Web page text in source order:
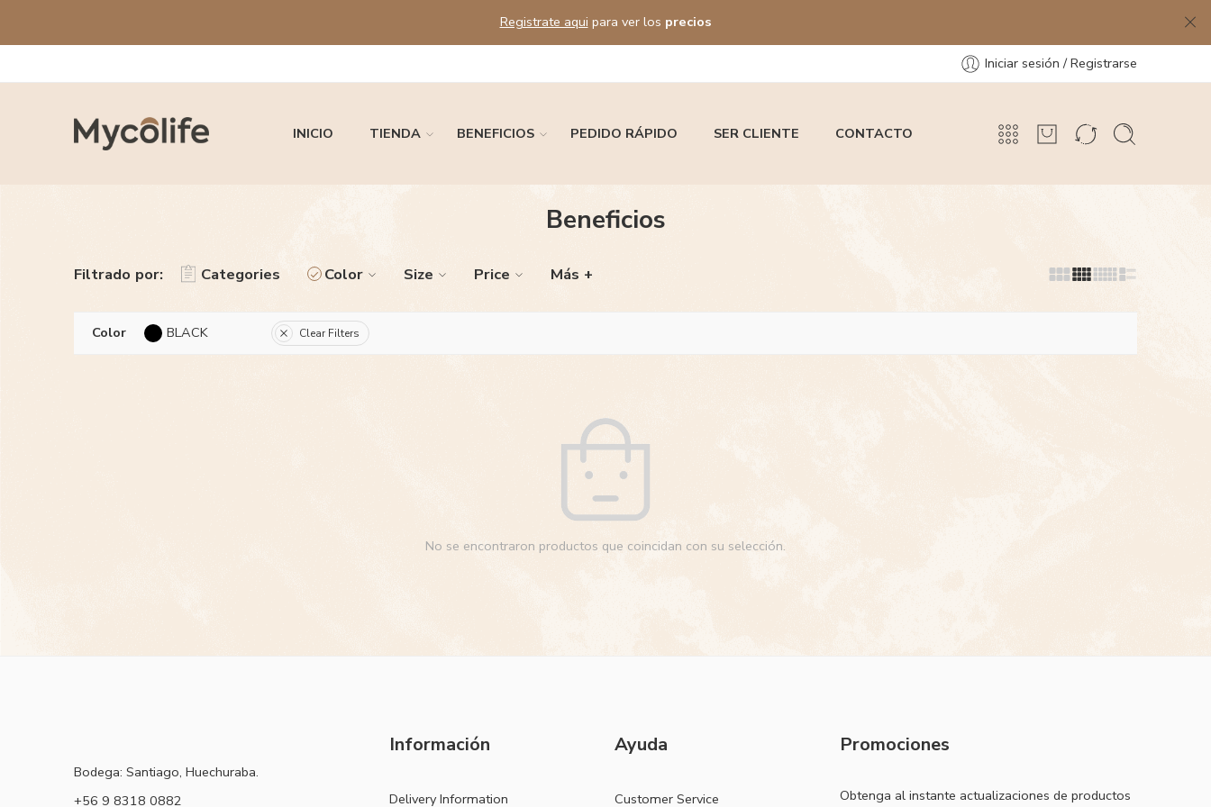
Registrate aqui para ver los precios
Iniciar sesión / Registrarse
INICIO TIENDA BENEFICIOS PEDIDO RÁPIDO SER CLIENTE CONTACTO
Beneficios
Filtrado por: Categories Color Size Price Más +
Color BLACK Clear Filters
No se encontraron productos que coincidan con su selección.
Bodega: Santiago, Huechuraba.
‭+56 9 8318 0882‬
Información
Delivery Information
Ayuda
Customer Service
Promociones
Obtenga al instante actualizaciones de productos